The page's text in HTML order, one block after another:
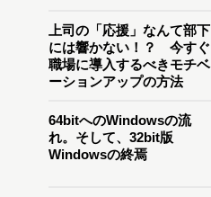
上司の「応援」なんて部下
には響かない！？ 今すぐ
職場に導入するべきモチベ
ーションアップの方法
64bitへのWindowsの流
れ。そして、32bit版
Windowsの終焉